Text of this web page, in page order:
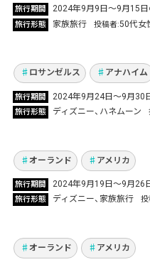
旅行期間 2024年9月9日～9月15日
旅行形態 家族旅行 投稿者 50代女
Vol.1101
ドジャース試合観戦
ーランド・リゾート
ロサンゼルス アナハイム
旅行期間 2024年9月24日～9月30
旅行形態 ディズニー ハネムーン
Vol.1112
家族みんな大好き夢
ディズニー・ワール
オーランド アメリカ
旅行期間 2024年9月19日～9月26
旅行形態 ディズニー 家族旅行 投
Vol.1096
ディズニー直営ホテ
オーランド アメリカ